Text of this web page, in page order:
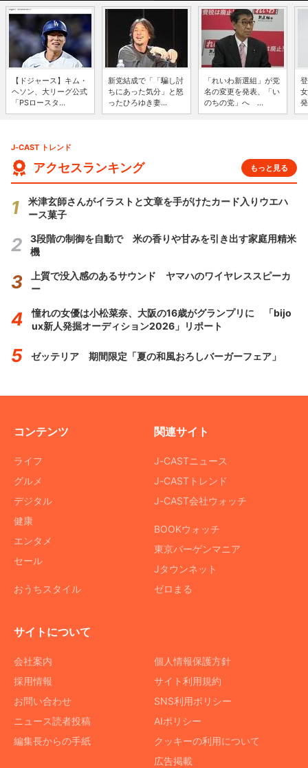
【ドジャース】キム・
ヘソン、大リーグ公式
「PSロースタ...
新党結成で「「騙し討
ちにあった気分」と怒
ったひろゆき妻...
「れいわ新選組」が党
名の変更を発表、「い
のちの党」へ ...
J-CAST トレンド
アクセスランキング もっと見る
米津玄師さんがイラストと文章を手がけたカード入りウエハ
ース菓子
3段階の制御を自動で 米の香りや甘みを引き出す家庭用精米
機
上質で没入感のあるサウンド ヤマハのワイヤレススピーカ
ー
憧れの女優は小松菜奈、大阪の16歳がグランプリに 「bijo
ux新人発掘オーディション2026」リポート
ゼッテリア 期間限定「夏の和風おろしバーガーフェア」
コンテンツ
ライフ
グルメ
デジタル
健康
エンタメ
セール
おうちスタイル
関連サイト
J-CASTニュース
J-CASTトレンド
J-CAST会社ウォッチ
BOOKウォッチ
東京バーゲンマニア
Jタウンネット
ゼロまる
サイトについて
会社案内
採用情報
お問い合わせ
ニュース読者投稿
編集長からの手紙
個人情報保護方針
サイト利用規約
SNS利用ポリシー
AIポリシー
クッキーの利用について
広告掲載